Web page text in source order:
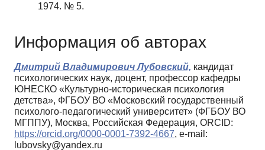
1974. № 5.
Информация об авторах
Дмитрий Владимирович Лубовский, кандидат
психологических наук, доцент, профессор кафедры
ЮНЕСКО «Культурно-историческая психология
детства», ФГБОУ ВО «Московский государственный
психолого-педагогический университет» (ФГБОУ ВО
МГППУ), Москва, Российская Федерация, ORCID:
https://orcid.org/0000-0001-7392-4667, e-mail:
lubovsky@yandex.ru